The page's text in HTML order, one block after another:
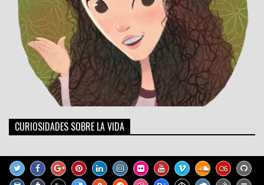
CURIOSIDADES SOBRE LA VIDA